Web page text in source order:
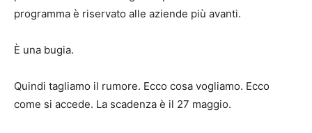
programma è riservato alle aziende più avanti.
È una bugia.
Quindi tagliamo il rumore. Ecco cosa vogliamo. Ecco
come si accede. La scadenza è il 27 maggio.